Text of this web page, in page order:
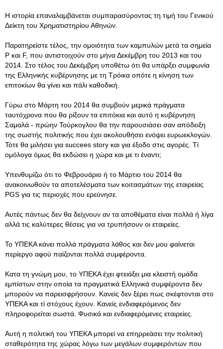
Η ιστορία επαναλαμβάνεται συμπαρασύροντας τη τιμή του Γενικού
Δείκτη του Χρηματιστηρίου Αθηνών.
Παρατηρείστε τέλος, την ομοιότητα των καμπυλών μετά τα σημεία
P και F, που αντιστοιχούν στο μήνα Δεκέμβρη του 2013 και του
2014. Στο τέλος του Δεκέμβρη υποθέτω ότι θα υπάρξει συμφωνία
της Ελληνικής κυβέρνησης με τη Τρόικα οπότε η κίνηση των
επιτοκίων θα γίνει και πάλι καθοδική.
Γύρω στο Μάρτη του 2014 θα συμβούν μερικά πράγματα
ταυτόχρονα που θα ρίξουν τα επιτόκια και αυτό η κυβέρνηση
Σαμαλά - πρώην Τούρκογλου θα την παρουσιάσει σαν απόδειξη
της σωστής πολιτικής που έχει ακολουθήσει ενόψει ευρωεκλογών.
Τότε θα μιλήσει για succees story και για έξοδο στις αγορές. Τί
ομόλογα όμως θα εκδώσει η χώρα και με τι έναντι;
Υπενθυμίζω ότι το Φεβρουάριο ή το Μάρτιο του 2014 θα
ανακοινωθούν τα αποτελέσματα των κοιτασμάτων της εταιρείας
PGS για τις περιοχές που ερεύνησε.
Αυτές πάντως δεν θα δείχνουν αν τα αποθέματα είναι πολλά ή λίγα
αλλά τις καλύτερες θέσεις για να τρυπήσουν οι εταιρείες.
Το ΥΠΕΚΑ κάνει πολλά πράγματα λάθος και δεν μου φαίνεται
περίεργο αφού παίζονται πολλά συμφέροντα.
Κατα τη γνώμη μου, το ΥΠΕΚΑ έχει φτειάξει μια κλειστή ομάδα
εμπίστων στην οποία τα πραγματικά Ελληνικά συμφέροντα δεν
μπορούν να παρεισφρήσουν. Κανείς δεν ξέρει πως σκέφτονται στο
ΥΠΕΚΑ και τί στόχους έχουν. Κανείς ενδιαφερόμενος δεν
πληροφορείται σωστά. Φυσικά και ενδιαφερόμενες εταιρείες.
Αυτή η πολιτική του ΥΠΕΚΑ μπορεί να επηρρεάσει την πολιτική
σταθερότητα της χώρας λόγω των μεγάλων συμφερόντων που